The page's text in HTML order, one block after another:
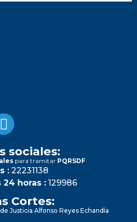
sociales:
para tramitar PQRSDF
: 22231138
horas : 129986
Cortes:
Justicia Alfonso Reyes Echandía